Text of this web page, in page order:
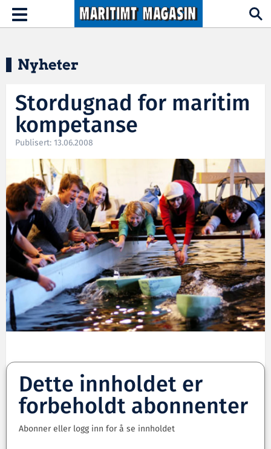
Hopp til hovedinnhold
Toggle
navigation
Nyheter
Stordugnad for maritim
kompetanse
Publisert: 13.06.2008
Dette innholdet er
forbeholdt abonnenter
Abonner eller logg inn for å se innholdet